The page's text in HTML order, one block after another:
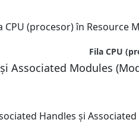
Fila CPU
Associated Modules